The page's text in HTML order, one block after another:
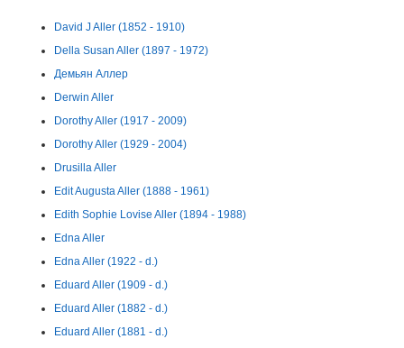
David J Aller (1852 - 1910)
Della Susan Aller (1897 - 1972)
Демьян Аллер
Derwin Aller
Dorothy Aller (1917 - 2009)
Dorothy Aller (1929 - 2004)
Drusilla Aller
Edit Augusta Aller (1888 - 1961)
Edith Sophie Lovise Aller (1894 - 1988)
Edna Aller
Edna Aller (1922 - d.)
Eduard Aller (1909 - d.)
Eduard Aller (1882 - d.)
Eduard Aller (1881 - d.)